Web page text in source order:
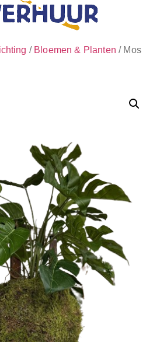
/ Bloemen & Planten / Mos